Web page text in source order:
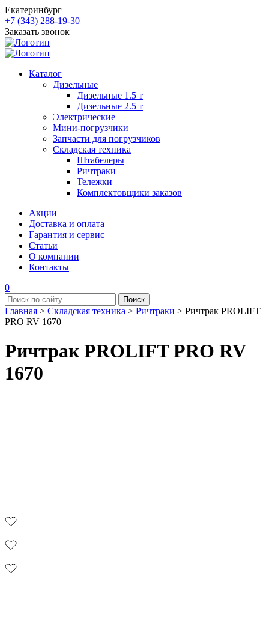
Екатеринбург
+7 (343) 288-19-30
Заказать звонок
Каталог
Дизельные
Дизельные 1.5 т
Дизельные 2.5 т
Электрические
Мини-погрузчики
Запчасти для погрузчиков
Складская техника
Штабелеры
Ричтраки
Тележки
Комплектовщики заказов
Акции
Доставка и оплата
Гарантия и сервис
Статьи
О компании
Контакты
0
Главная > Складская техника > Ричтраки > Ричтрак PROLIFT
PRO RV 1670
Ричтрак PROLIFT PRO RV
1670